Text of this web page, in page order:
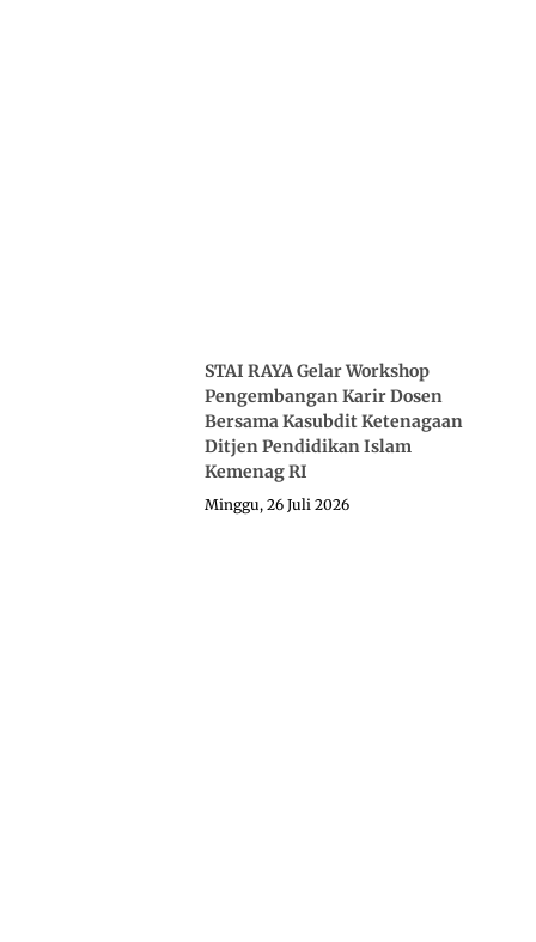
STAI RAYA Gelar Workshop
Pengembangan Karir Dosen
Bersama Kasubdit Ketenagaan
Ditjen Pendidikan Islam
Kemenag RI
Minggu, 26 Juli 2026